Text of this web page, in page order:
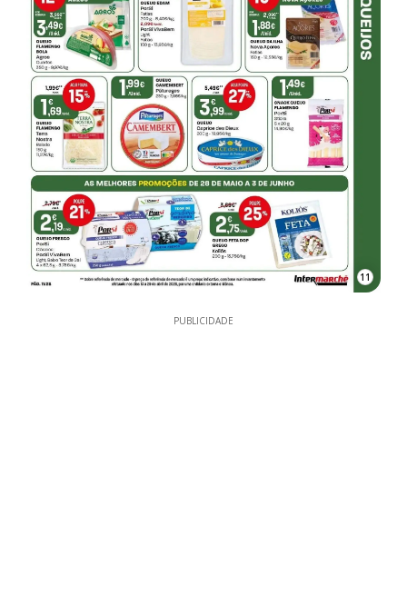
11
PUBLICIDADE